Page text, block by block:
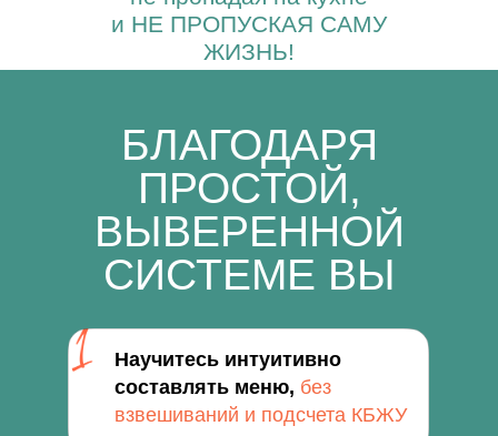
и НЕ ПРОПУСКАЯ САМУ
ЖИЗНЬ!
Научитесь интуитивно
составлять меню, без
взвешиваний и подсчета КБЖУ
БЛАГОДАРЯ
ПРОСТОЙ,
ВЫВЕРЕННОЙ
СИСТЕМЕ ВЫ